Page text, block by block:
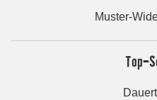
Muster-
Top-